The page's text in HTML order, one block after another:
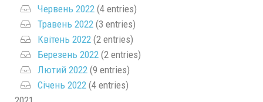
Червень 2022 (4 entries)
Травень 2022 (3 entries)
Квітень 2022 (2 entries)
Березень 2022 (2 entries)
Лютий 2022 (9 entries)
Січень 2022 (4 entries)